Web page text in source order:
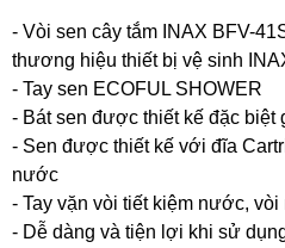
- Vòi sen cây tắm INAX BFV-
thương hiệu thiết bị vệ sinh
- Tay sen ECOFUL SHOWER
- Bát sen được thiết kế đặc biệt
- Sen được thiết kế với đĩa
nước
- Tay vặn vòi tiết kiệm nước,
- Dễ dàng và tiện lợi khi sử